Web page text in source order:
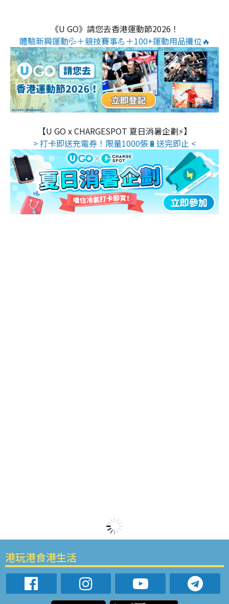
《U GO》請您去香港運動節2026！
體驗新興運動💦＋競技賽事💪＋100+運動用品攤位🔥
【U GO x CHARGESPOT 夏日消暑企劃⚡】
> 打卡即送充電券！限量1000張🔋送完即止 <
港玩港食港生活